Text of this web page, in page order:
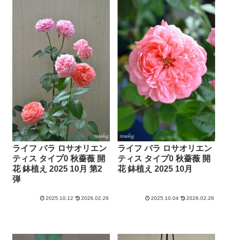
ライフ バラ ロサオリエン
ティス タイプ0 秋薔薇 開
花 鉢植え 2025 10月 第2
弾
2025.10.12 2026.02.26
ライフ バラ ロサオリエン
ティス タイプ0 秋薔薇 開
花 鉢植え 2025 10月
2025.10.04 2026.02.26